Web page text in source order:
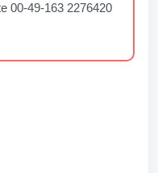
00-49-163 2276420